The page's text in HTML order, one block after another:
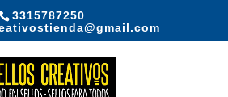
3315787250